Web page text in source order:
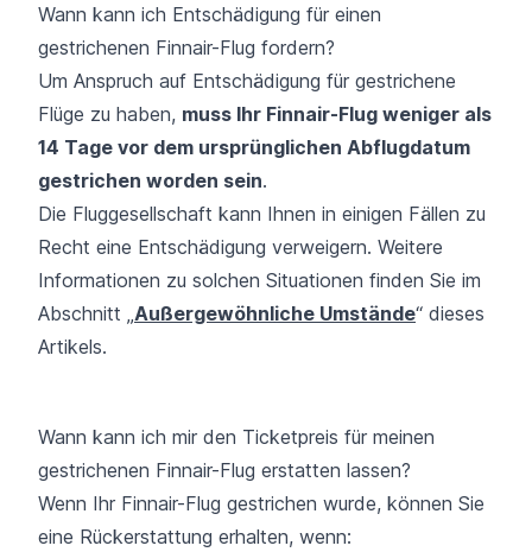
Wann kann ich Entschädigung für einen
gestrichenen Finnair-Flug fordern?
Um Anspruch auf Entschädigung für gestrichene
Flüge zu haben, muss Ihr Finnair-Flug weniger als
14 Tage vor dem ursprünglichen Abflugdatum
gestrichen worden sein.
Die Fluggesellschaft kann Ihnen in einigen Fällen zu
Recht eine Entschädigung verweigern. Weitere
Informationen zu solchen Situationen finden Sie im
Abschnitt „ Außergewöhnliche Umstände“ dieses
Artikels.
Wann kann ich mir den Ticketpreis für meinen
gestrichenen Finnair-Flug erstatten lassen?
Wenn Ihr Finnair-Flug gestrichen wurde, können Sie
eine Rückerstattung erhalten, wenn: